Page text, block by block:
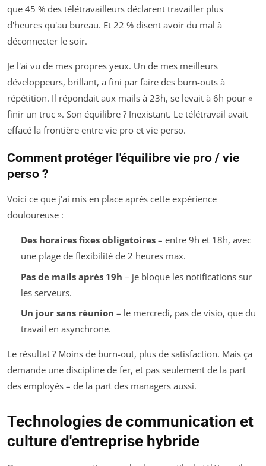
que 45 % des télétravailleurs déclarent travailler plus
d'heures qu'au bureau. Et 22 % disent avoir du mal à
déconnecter le soir.
Je l'ai vu de mes propres yeux. Un de mes meilleurs
développeurs, brillant, a fini par faire des burn-outs à
répétition. Il répondait aux mails à 23h, se levait à 6h pour «
finir un truc ». Son équilibre ? Inexistant. Le télétravail avait
effacé la frontière entre vie pro et vie perso.
Comment protéger l'équilibre vie pro / vie
perso ?
Voici ce que j'ai mis en place après cette expérience
douloureuse :
Des horaires fixes obligatoires– entre 9h et 18h, avec
une plage de flexibilité de 2 heures max.
Pas de mails après 19h – je bloque les notifications sur
les serveurs.
Un jour sans réunion – le mercredi, pas de visio, que du
travail en asynchrone.
Le résultat ? Moins de burn-out, plus de satisfaction. Mais ça
demande une discipline de fer, et pas seulement de la part
des employés – de la part des managers aussi.
Technologies de communication et
culture d'entreprise hybride